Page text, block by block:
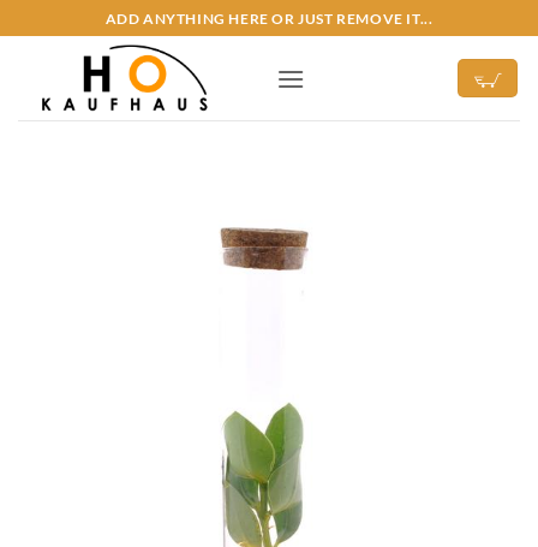
Inhalt
ADD ANYTHING HERE OR JUST REMOVE IT...